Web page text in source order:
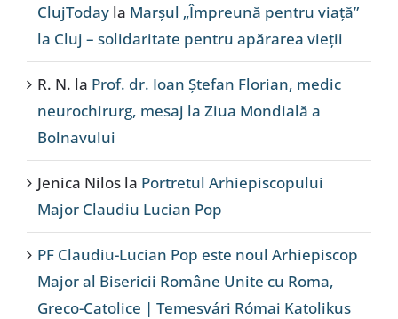
ClujToday la Marșul „Împreună pentru viață”
la Cluj – solidaritate pentru apărarea vieții
R. N. la Prof. dr. Ioan Ștefan Florian, medic
neurochirurg, mesaj la Ziua Mondială a
Bolnavului
Jenica Nilos la Portretul Arhiepiscopului
Major Claudiu Lucian Pop
PF Claudiu-Lucian Pop este noul Arhiepiscop
Major al Bisericii Române Unite cu Roma,
Greco-Catolice | Temesvári Római Katolikus